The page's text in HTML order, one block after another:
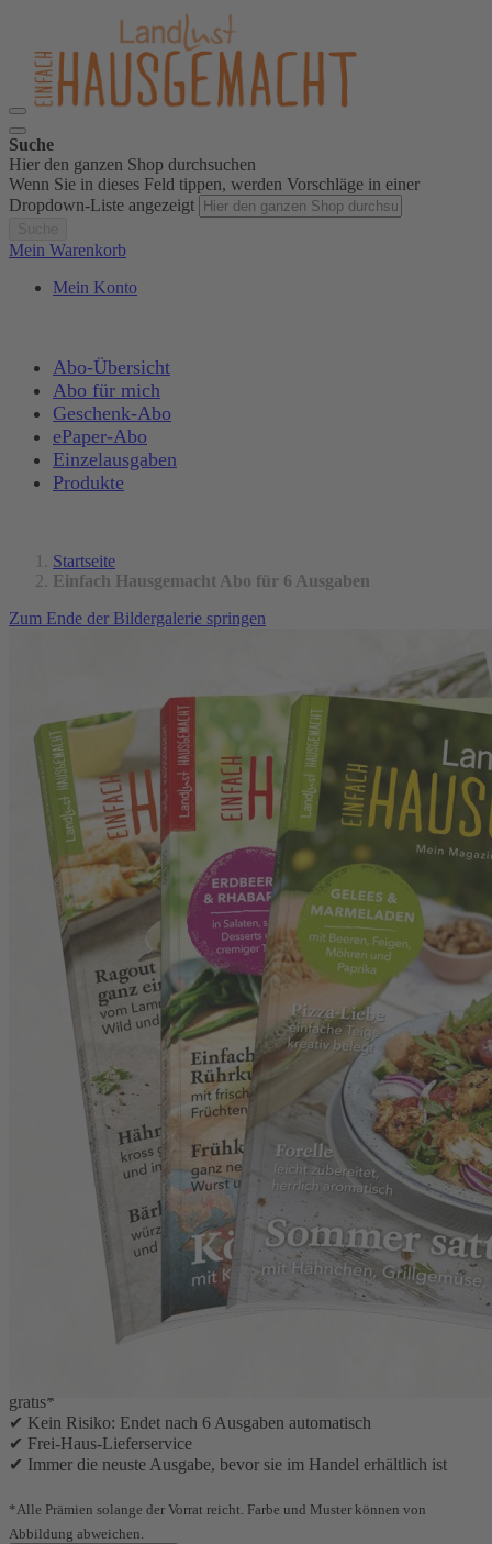
Suche
Hier den ganzen Shop durchsuchen
Wenn Sie in dieses Feld tippen, werden Vorschläge in einer
Dropdown-Liste angezeigt
Mein Warenkorb
Mein Konto
Abo-Übersicht
Abo für mich
Geschenk-Abo
ePaper-Abo
Einzelausgaben
Produkte
Startseite
Einfach Hausgemacht Abo für 6 Ausgaben
Zum Ende der Bildergalerie springen
Zum Anfang der Bildergalerie springen
Einfach Hausgemacht Abo für
6 Ausgaben
Jetzt probieren: Genießen Sie Rezepte für jeden Tag und für
den besonderen Tag und lesen Sie Einfach Hausgemacht im
Abo – mit kreativem Input für die Küche und Ihr Zuhause.
Ihre Abonnement-Vorteile:
gratis*
✔ Kein Risiko: Endet nach 6 Ausgaben automatisch
✔ Frei-Haus-Lieferservice
✔ Immer die neuste Ausgabe, bevor sie im Handel erhältlich ist
*Alle Prämien solange der Vorrat reicht. Farbe und Muster können von
Abbildung abweichen.